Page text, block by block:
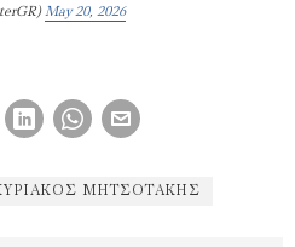
May 20, 2026
ΜΗΤΣΟΤΆΚΗΣ